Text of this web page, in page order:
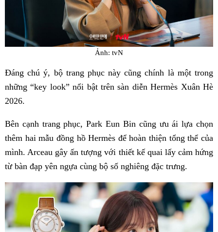
Ảnh: tvN
Đáng chú ý, bộ trang phục này cũng chính là một trong
những “key look” nổi bật trên sàn diễn Hermès Xuân Hè
2026.
Bên cạnh trang phục, Park Eun Bin cũng ưu ái lựa chọn
thêm hai mẫu đồng hồ Hermès để hoàn thiện tổng thể của
mình. Arceau gây ấn tượng với thiết kế quai lấy cảm hứng
từ bàn đạp yên ngựa cùng bộ số nghiêng đặc trưng.